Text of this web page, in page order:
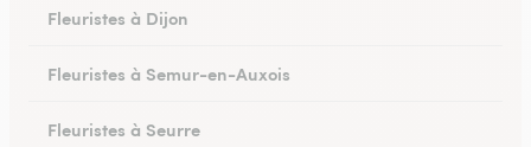
Fleuristes à Dijon
Fleuristes à Semur-en-Auxois
Fleuristes à Seurre